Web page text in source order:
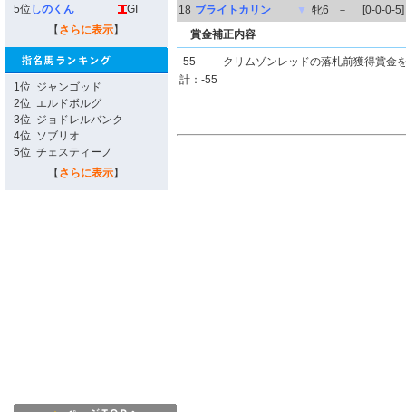
5位 しのくん
GI
【 さらに表示】
1位 ジャンゴッド
2位 エルドボルグ
3位 ジョドレルバンク
4位 ソブリオ
5位 チェスティーノ
【 さらに表示】
18 ブライトカリン ▼ 牝6 －
[0-0-0-5]
賞金補正内容
-55
クリムゾンレッドの落札前獲得賞金
計：-55